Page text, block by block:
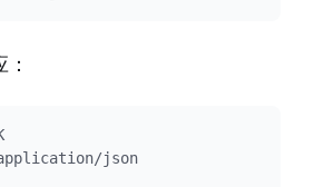
json